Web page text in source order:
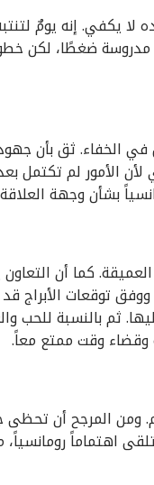
لا يكفي. إنه يومٌ
مدروسة ضغطًا، لكن
الخفاء. ثق بأن
الأمور لم تكتمل
بشأن وجهة
كما أن
توقعات الأبراج
ثم بالنسبة للحب
وقضاء وقت ممتع معاً.
ومن المرجح أن
اهتماماً